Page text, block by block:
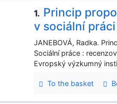
1. Princip
v sociální práci
JANEBOVÁ, Radka.
Sociální práce :
Evropský výzkumný
To the basket